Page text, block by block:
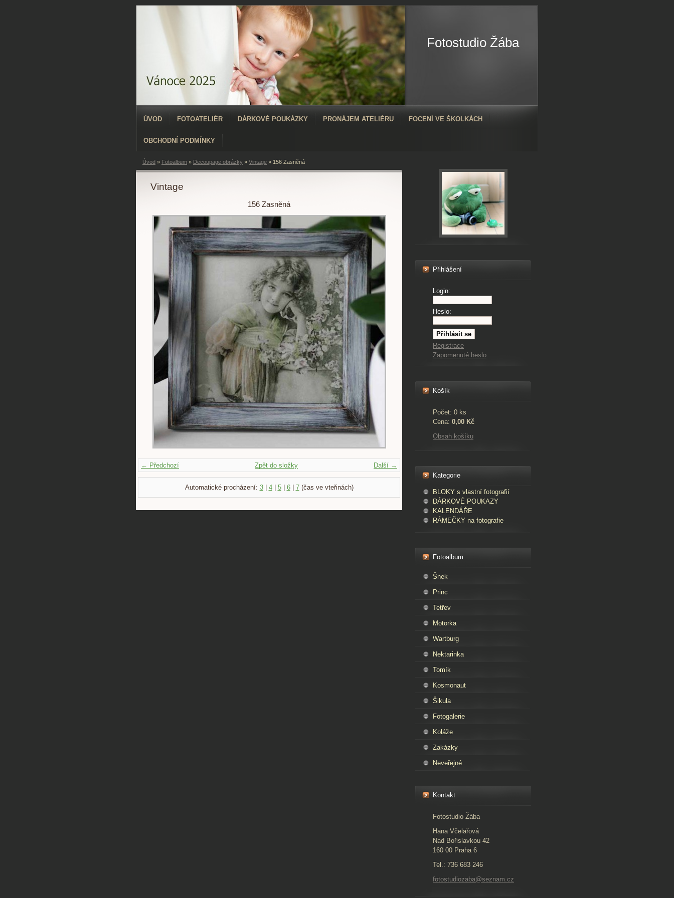
Fotostudio Žába
ÚVOD FOTOATELIÉR DÁRKOVÉ POUKÁZKY PRONÁJEM ATELIÉRU FOCENÍ VE ŠKOLKÁCH
OBCHODNÍ PODMÍNKY
Úvod » Fotoalbum » Decoupage obrázky » Vintage » 156 Zasněná
Vintage
156 Zasněná
← Předchozí Další →
Zpět do složky
Automatické procházení: 3| 4| 5| 6| 7(čas ve vteřinách)
Přihlášení
Login:
Heslo:
Registrace
Zapomenuté heslo
Košík
Počet: 0 ks
Cena: 0,00 Kč
Obsah košíku
Kategorie
BLOKY s vlastní fotografií
DÁRKOVÉ POUKAZY
KALENDÁŘE
RÁMEČKY na fotografie
Fotoalbum
Šnek
Princ
Tetřev
Motorka
Wartburg
Nektarinka
Tomík
Kosmonaut
Šikula
Fotogalerie
Koláže
Zakázky
Neveřejné
Kontakt
Fotostudio Žába
Hana Včelařová
Nad Bořislavkou 42
160 00 Praha 6
Tel.: 736 683 246
fotostudiozaba@seznam.cz